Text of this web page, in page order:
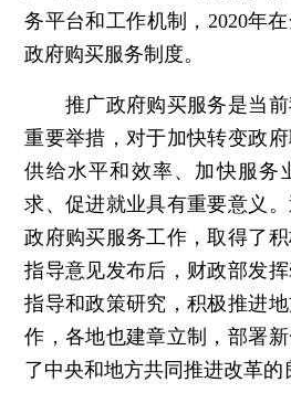
务平台和工作机制，2020年
政府购买服务制度。
推广政府购买服务是当前
重要举措，对于加快转变政
供给水平和效率、加快服务
求、促进就业具有重要意义
政府购买服务工作，取得了
指导意见发布后，财政部发
指导和政策研究，积极推进
作，各地也建章立制，部署
了中央和地方共同推进改革的